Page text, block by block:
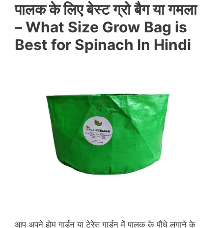
पालक के लिए बेस्ट ग्रो बैग या गमला
– What Size Grow Bag is
Best for Spinach In Hindi
आप अपने होम गार्डन या टेरेस गार्डन में पालक के पौधे लगाने के